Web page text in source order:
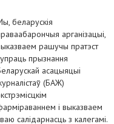
беларускія
арганізацыі,
рашучы пратэст
прызнання
асацыяцыі
(БАЖ)
і выказваем
салідарнасць з калегамі.